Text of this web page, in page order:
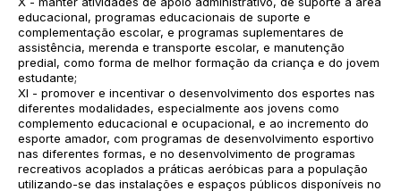
educacional, programas educacionais de suporte e
complementação escolar, e programas suplementares de
assistência, merenda e transporte escolar, e manutenção
predial, como forma de melhor formação da criança e do jovem
estudante;
XI - promover e incentivar o desenvolvimento dos esportes nas
diferentes modalidades, especialmente aos jovens como
complemento educacional e ocupacional, e ao incremento do
esporte amador, com programas de desenvolvimento esportivo
nas diferentes formas, e no desenvolvimento de programas
recreativos acoplados a práticas aeróbicas para a população
utilizando-se das instalações e espaços públicos disponíveis no